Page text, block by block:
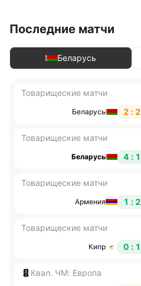
Последние матчи
Беларусь
Товарищеские матчи
Беларусь 2 : 2
Товарищеские матчи
Беларусь 4 : 1
Товарищеские матчи
Армения 1 : 2
Товарищеские матчи
Кипр 0 : 1
Квал. ЧМ: Европа